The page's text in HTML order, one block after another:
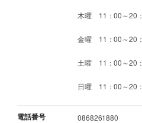
木曜 11：00～20
金曜 11：00～20
土曜 11：00～20
日曜 11：00～20
電話番号 0868261880